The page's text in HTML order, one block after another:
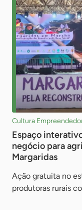
Cultura
Espaço
negócio para
Margaridas
Ação gratuita no
produtoras rurais